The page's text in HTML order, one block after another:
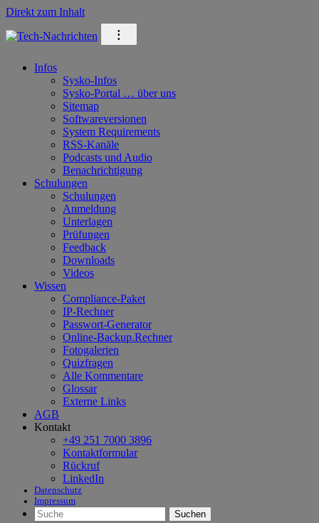
Direkt zum Inhalt
⁝
Infos
Sysko-Infos
Sysko-Portal … über uns
Sitemap
Softwareversionen
System Requirements
RSS-Kanäle
Podcasts und Audio
Benachrichtigung
Schulungen
Schulungen
Anmeldung
Unterlagen
Prüfungen
Feedback
Downloads
Videos
Wissen
Compliance-Paket
IP-Rechner
Passwort-Generator
Online-Backup.Rechner
Fotogalerien
Quizfragen
Alle Kommentare
Glossar
Externe Links
AGB
Kontakt
+49 251 7000 3896
Kontaktformular
Rückruf
LinkedIn
Datenschutz
Impressum
Suchen